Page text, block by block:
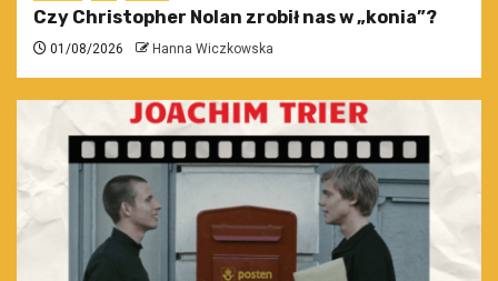
Czy Christopher Nolan zrobił nas w „konia”?
01/08/2026 Hanna Wiczkowska